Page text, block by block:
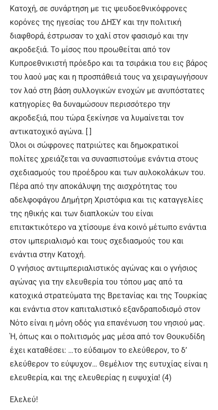
Κατοχή, σε συνάρτηση με τις ψευδοεθνικόφρονες
κορόνες της ηγεσίας του ΔΗΣΥ και την πολιτική
διαφθορά, έστρωσαν το χαλί στον φασισμό και την
ακροδεξιά. Το μίσος που προωθείται από τον
Κυπροεθνικιστή πρόεδρο και τα τσιράκια του εις βάρος
του λαού μας και η προσπάθειά τους να χειραγωγήσουν
τον λαό στη βάση συλλογικών ενοχών με ανυπόστατες
κατηγορίες θα δυναμώσουν περισσότερο την
ακροδεξιά, που τώρα ξεκίνησε να λυμαίνεται τον
αντικατοχικό αγώνα. [ ]
Όλοι οι σώφρονες πατριώτες και δημοκρατικοί
πολίτες χρειάζεται να συνασπιστούμε ενάντια στους
σχεδιασμούς του προέδρου και των αυλοκολάκων του.
Πέρα από την αποκάλυψη της αισχρότητας του
αδελφοφάγου Δημήτρη Χριστόφια και τις καταγγελίες
της ηθικής και των διαπλοκών του είναι
επιτακτικότερο να χτίσουμε ένα κοινό μέτωπο ενάντια
στον ιμπεριαλισμό και τους σχεδιασμούς του και
ενάντια στην Κατοχή.
Ο γνήσιος αντιιμπεριαλιστικός αγώνας και ο γνήσιος
αγώνας για την ελευθερία του τόπου μας από τα
κατοχικά στρατεύματα της Βρετανίας και της Τουρκίας
και ενάντια στον καπιταλιστικό εξανδραποδισμό στον
Νότο είναι η μόνη οδός για επανένωση του νησιού μας.
Ή, όπως και ο πολιτισμός μας μέσα από τον Θουκυδίδη
έχει καταθέσει: …το εύδαιμον το ελεύθερον, το δ’
ελεύθερον το εύψυχον… Θεμέλιον της ευτυχίας είναι η
ελευθερία, και της ελευθερίας η ευψυχία! (4)
Ελελεύ!